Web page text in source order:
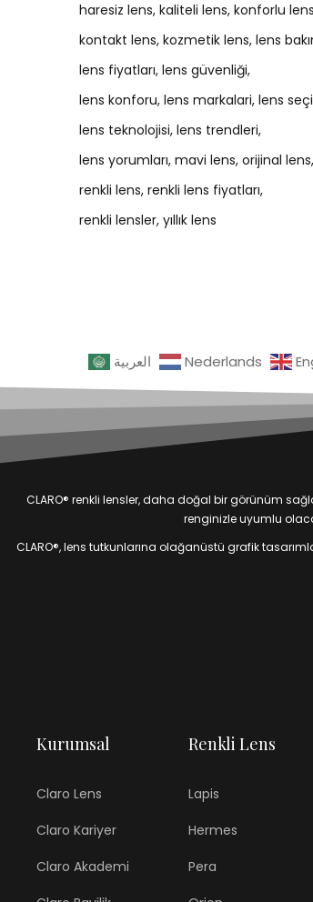
haresiz lens kaliteli lens konforlu lens
kontakt lens kozmetik lens lens
lens fiyatları lens güvenliği
lens konforu lens markalari lens
lens teknolojisi lens trendleri
lens yorumları mavi lens orijinal lens
renkli lens renkli lens fiyatları
renkli lensler yıllık lens
العربية Nederlands
CLARO® renkli lensler, daha doğal bir görünüm
renginizle uyumlu
CLARO®, lens tutkunlarına olağanüstü grafik
Kurumsal
Claro Lens
Claro Kariyer
Claro Akademi
Renkli Lens
Lapis
Hermes
Pera